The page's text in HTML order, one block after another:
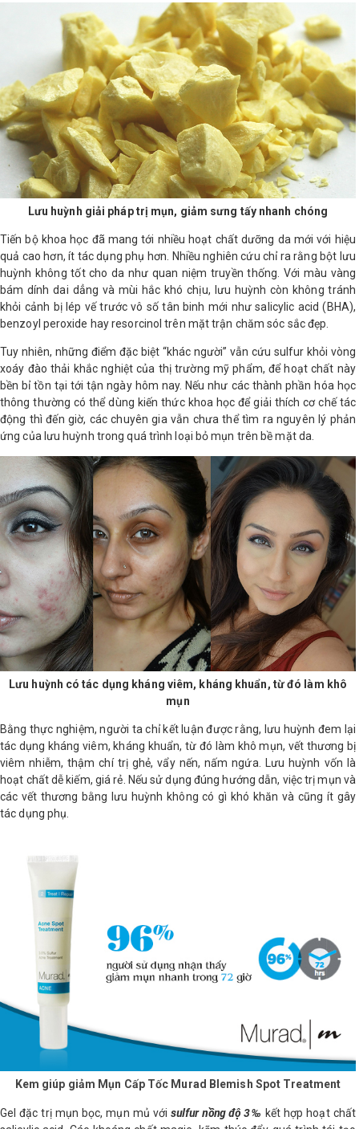
Shop All Brand A-
Z
Lưu huỳnh giải pháp trị mụn, giảm sưng tấy nhanh chóng
Tiến bộ khoa học đã mang tới nhiều hoạt chất dưỡng da mới với hiệu
quả cao hơn, ít tác dụng phụ hơn. Nhiều nghiên cứu chỉ ra rằng bột lưu
huỳnh không tốt cho da như quan niệm truyền thống. Với màu vàng
bám dính dai dẳng và mùi hắc khó chịu, lưu huỳnh còn không tránh
khỏi cảnh bị lép vế trước vô số tân binh mới như salicylic acid (BHA),
benzoyl peroxide hay resorcinol trên mặt trận chăm sóc sắc đẹp.
Tuy nhiên, những điểm đặc biệt “khác người” vẫn cứu sulfur khỏi vòng
xoáy đào thải khắc nghiệt của thị trường mỹ phẩm, để hoạt chất này
bền bỉ tồn tại tới tận ngày hôm nay. Nếu như các thành phần hóa học
thông thường có thể dùng kiến thức khoa học để giải thích cơ chế tác
động thì đến giờ, các chuyên gia vẫn chưa thể tìm ra nguyên lý phản
ứng của lưu huỳnh trong quá trình loại bỏ mụn trên bề mặt da.
Lưu huỳnh có tác dụng kháng viêm, kháng khuẩn, từ đó làm khô
mụn
Bằng thực nghiệm, người ta chỉ kết luận được rằng, lưu huỳnh đem lại
tác dụng kháng viêm, kháng khuẩn, từ đó làm khô mụn, vết thương bị
viêm nhiễm, thậm chí trị ghẻ, vẩy nến, nấm ngứa. Lưu huỳnh vốn là
hoạt chất dễ kiếm, giá rẻ. Nếu sử dụng đúng hướng dẫn, việc trị mụn và
các vết thương bằng lưu huỳnh không có gì khó khăn và cũng ít gây
tác dụng phụ.
Kem giúp giảm Mụn Cấp Tốc Murad Blemish Spot Treatment
Gel đặc trị mụn bọc, mụn mủ với sulfur nồng độ 3‰ kết hợp hoạt chất